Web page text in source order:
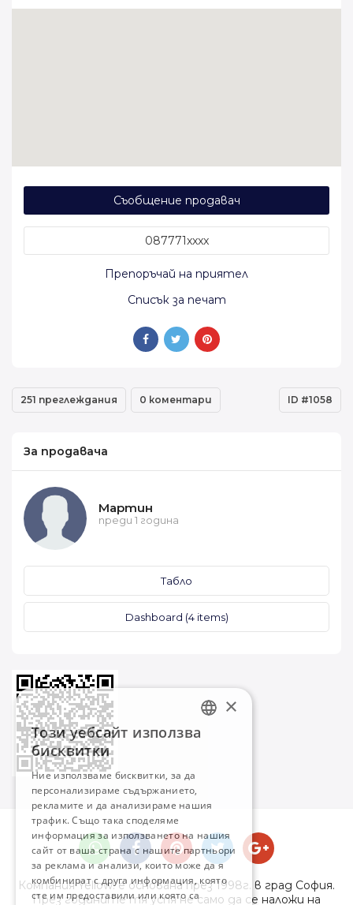
Съобщение продавач
087771xxxx
Препоръчай на приятел
Списък за печат
251 преглеждания 0 коментари ID #1058
За продавача
Мартин
преди 1 година
Табло
Dashboard (4 items)
Компания Yellow! е основана през 1998г. в град София.
През годините тя успя не само да се наложи на
BULGARIAN
×
Този уебсайт използва
бисквитки
Ние използваме бисквитки, за да
персонализираме съдържанието,
рекламите и да анализираме нашия
трафик. Също така споделяме
информация за използването на нашия
сайт от ваша страна с нашите партньори
за реклама и анализи, които може да я
комбинират с друга информация, която
сте им предоставили или която са